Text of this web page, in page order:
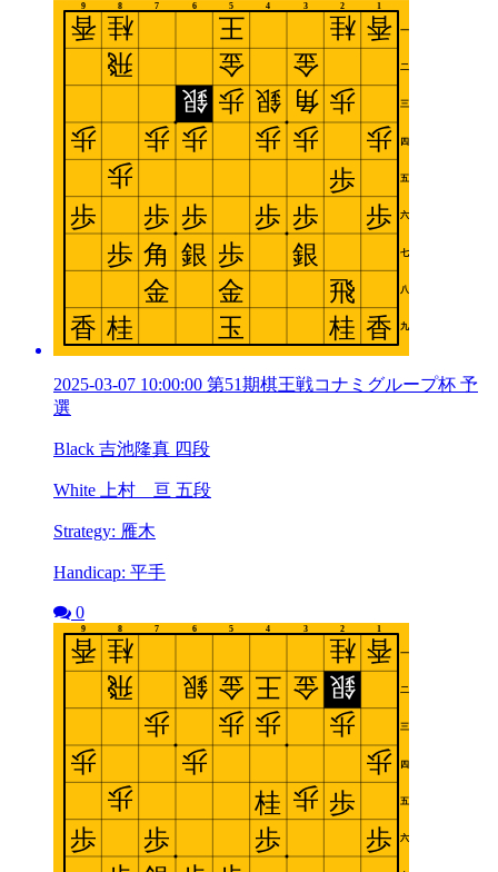
2025-03-07 10:00:00 第51期棋王戦コナミグループ杯 予
選
Black 吉池隆真 四段
White 上村 亘 五段
Strategy: 雁木
Handicap: 平手
0